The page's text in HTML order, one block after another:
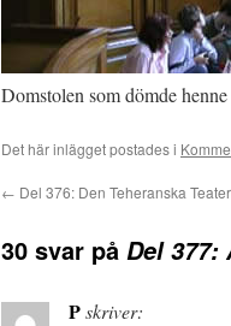
Domstolen som dömde
Det här inlägget postades i
← Del 376: Den Teheranska
30 svar på Del 377:
Pskriver: